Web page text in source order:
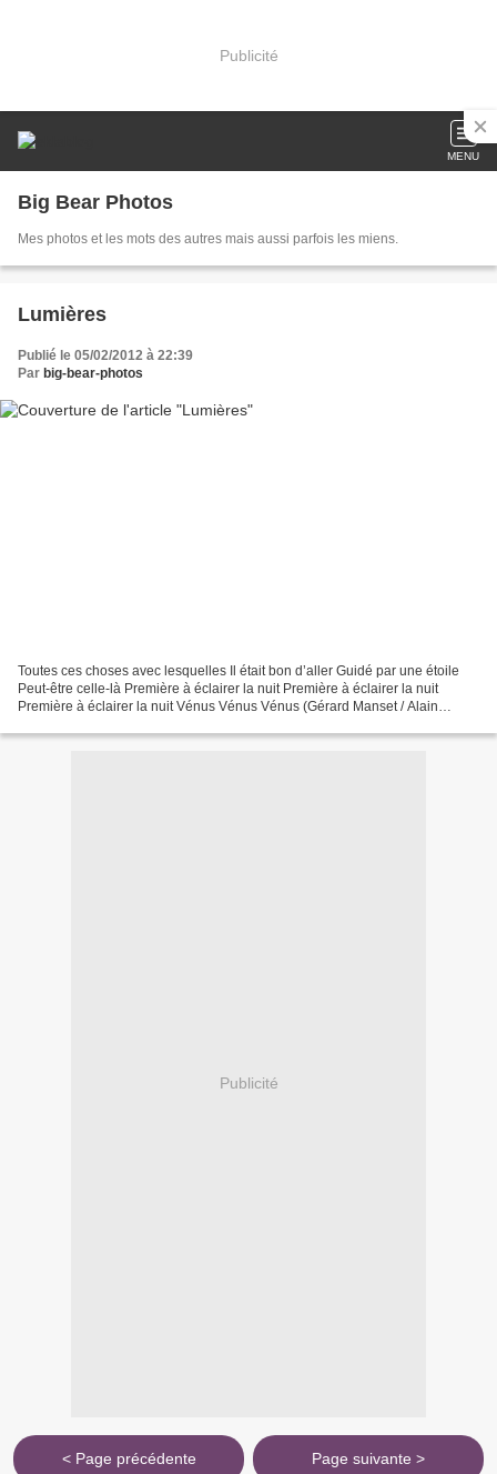
Publicité
MENU
Big Bear Photos
Mes photos et les mots des autres mais aussi parfois les miens.
Lumières
Publié le 05/02/2012 à 22:39
Par big-bear-photos
Toutes ces choses avec lesquelles Il était bon d’aller Guidé par une étoile
Peut-être celle-là Première à éclairer la nuit Première à éclairer la nuit
Première à éclairer la nuit Vénus Vénus Vénus (Gérard Manset / Alain
Publicité
< Page précédente Page suivante >